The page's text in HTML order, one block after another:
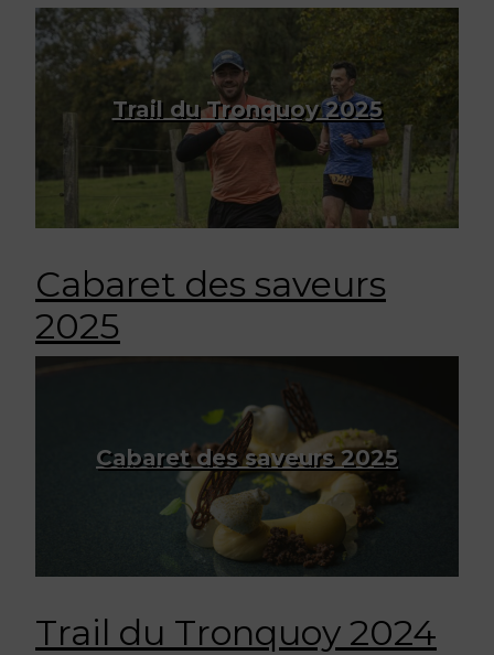
Trail du Tronquoy 2025
Cabaret des saveurs
2025
Cabaret des saveurs 2025
Trail du Tronquoy 2024